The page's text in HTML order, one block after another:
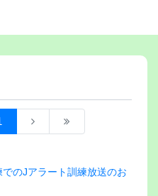
でのJアラート訓練放送のお